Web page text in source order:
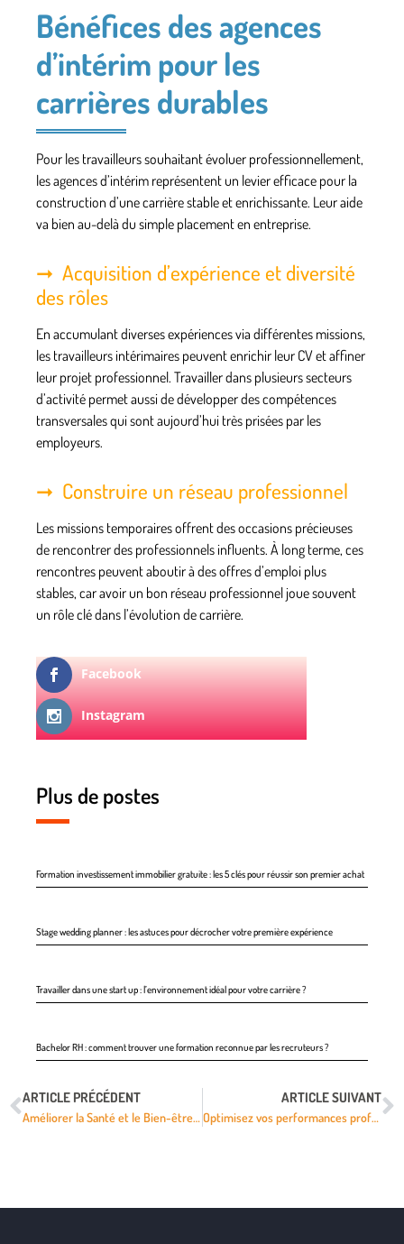
Bénéfices des agences
d’intérim pour les
carrières durables
Pour les travailleurs souhaitant évoluer professionnellement,
les agences d’intérim représentent un levier efficace pour la
construction d’une carrière stable et enrichissante. Leur aide
va bien au-delà du simple placement en entreprise.
Acquisition d’expérience et diversité
des rôles
En accumulant diverses expériences via différentes missions,
les travailleurs intérimaires peuventenrichir leur CVet affiner
leur projet professionnel. Travailler dans plusieurs secteurs
d’activité permet aussi de développer des compétences
transversales qui sont aujourd’hui très prisées par les
employeurs.
Construire un réseau professionnel
Les missions temporaires offrent des occasions précieuses
de rencontrer des professionnels influents. À long terme, ces
rencontres peuvent aboutir à des offres d’emploi plus
stables, car avoir un bon réseau professionnel joue souvent
un rôle clé dans l’évolution de carrière.
Facebook
Instagram
Plus de postes
Formation investissement immobilier gratuite : les 5 clés pour réussir son premier achat
Stage wedding planner : les astuces pour décrocher votre première expérience
Travailler dans une start up : l’environnement idéal pour votre carrière ?
Bachelor RH : comment trouver une formation reconnue par les recruteurs ?
ARTICLE PRÉCÉDENT
Améliorer la Santé et le Bien-être au Travail grâce à la Formation Continuer
ARTICLE SUIVANT
Optimisez vos performances professionnelles grâce à une alimentation adaptée pendant vos formations